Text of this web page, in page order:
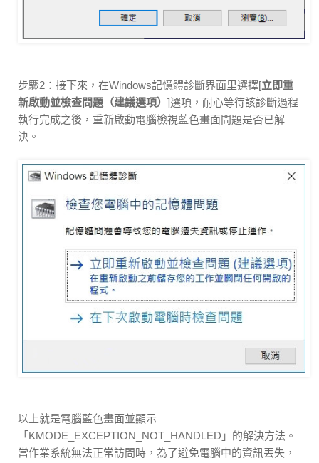
步驟2：接下來，在Windows記憶體診斷界面里選擇[立即重
新啟動並檢查問題（建議選項） ]選項，耐心等待該診斷過程
執行完成之後，重新啟動電腦檢視藍色畫面問題是否已解
決。
以上就是電腦藍色畫面並顯示
「KMODE_EXCEPTION_NOT_HANDLED」的解決方法。
當作業系統無法正常訪問時，為了避免電腦中的資訊丟失，